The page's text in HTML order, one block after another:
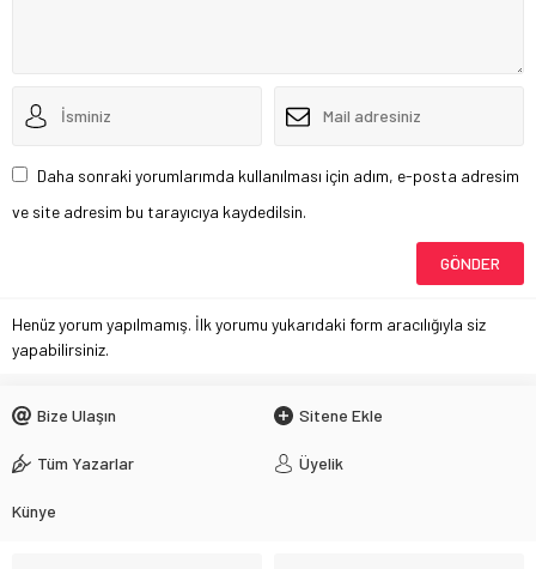
Daha sonraki yorumlarımda kullanılması için adım, e-posta adresim
ve site adresim bu tarayıcıya kaydedilsin.
Henüz yorum yapılmamış. İlk yorumu yukarıdaki form aracılığıyla siz
yapabilirsiniz.
Bize Ulaşın Sitene Ekle
Tüm Yazarlar Üyelik
Künye